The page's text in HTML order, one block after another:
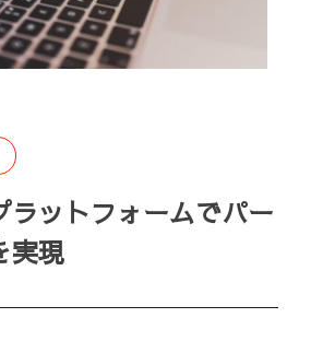
ラットフォームでパー
実現